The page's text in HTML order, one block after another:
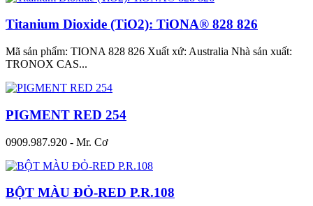
Titanium Dioxide (TiO2): TiONA® 828 826
Mã sản phẩm: TIONA 828 826 Xuất xứ: Australia Nhà sản xuất:
TRONOX CAS...
PIGMENT RED 254
0909.987.920 - Mr. Cơ
BỘT MÀU ĐỎ-RED P.R.108